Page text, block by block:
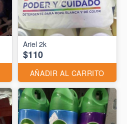
Ariel 2k
$110
AÑADIR AL CARRITO